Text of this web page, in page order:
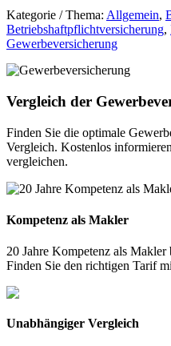
Email
Kategorie / Thema: Allgemein,
Betriebshaftpflichtversicherung,
Gewerbeversicherung
Vergleich der
Finden Sie die optimale
Vergleich. Kostenlos
vergleichen.
Kompetenz als Makler
20 Jahre Kompetenz als
Finden Sie den richtigen Tarif
Unabhängiger Vergleich